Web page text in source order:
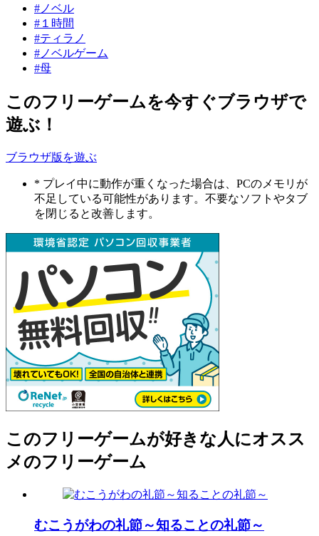
#ノベル
#１時間
#ティラノ
#ノベルゲーム
#母
このフリーゲームを今すぐブラウザで
遊ぶ！
ブラウザ版を遊ぶ
* プレイ中に動作が重くなった場合は、PCのメモリが
不足している可能性があります。不要なソフトやタブ
を閉じると改善します。
このフリーゲームが好きな人にオスス
メのフリーゲーム
むこうがわの礼節～知ることの礼節～